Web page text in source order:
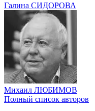
Галина СИДОРОВА
Михаил ЛЮБИМОВ
Полный список авторов